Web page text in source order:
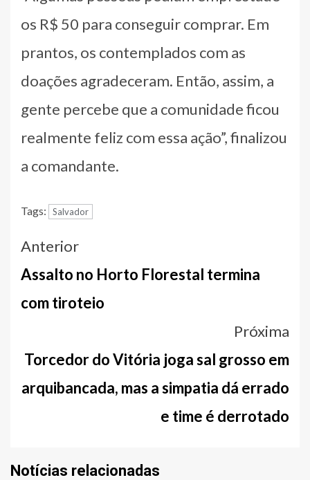
os R$ 50 para conseguir comprar. Em
prantos, os contemplados com as
doações agradeceram. Então, assim, a
gente percebe que a comunidade ficou
realmente feliz com essa ação”, finalizou
a comandante.
Tags: Salvador
Navegação
entre
notícias
Anterior
Assalto no Horto Florestal termina
com tiroteio
Próxima
Torcedor do Vitória joga sal grosso em
arquibancada, mas a simpatia dá errado
e time é derrotado
Notícias relacionadas